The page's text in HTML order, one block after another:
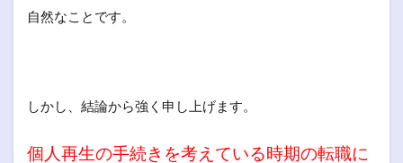
自然なことです。
しかし、結論から強く申し上げます。
個人再生の手続きを考えている時期の転職に